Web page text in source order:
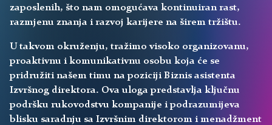
zaposlenih, što nam omogućava kontinuiran rast,
razmjenu znanja i razvoj karijere na širem tržištu.
U takvom okruženju, tražimo visoko organizovanu,
proaktivnu i komunikativnu osobu koja će se
pridružiti našem timu na poziciji Biznis asistenta
Izvršnog direktora. Ova uloga predstavlja ključnu
podršku rukovodstvu kompanije i podrazumijeva
blisku saradnju sa Izvršnim direktorom i menadžment